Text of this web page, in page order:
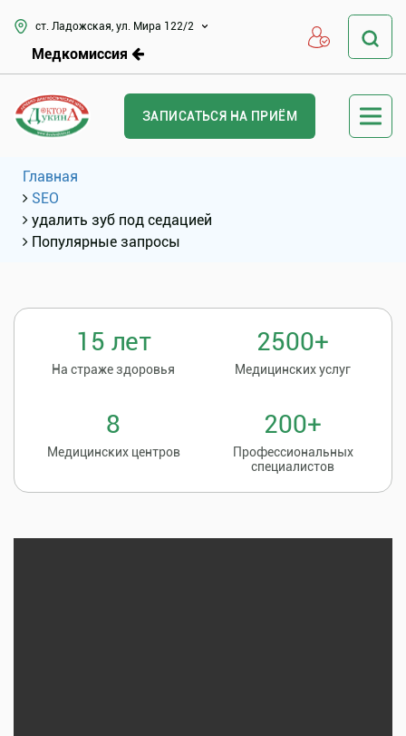
ст. Ладожская, ул. Мира 122/2
Медкомиссия
ЗАПИСАТЬСЯ НА ПРИЁМ
Главная
SEO
удалить зуб под седацией
Популярные запросы
15 лет
На страже здоровья
2500+
Медицинских услуг
8
Медицинских центров
200+
Профессиональных
специалистов